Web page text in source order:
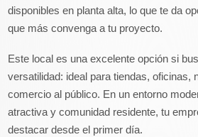
disponibles en planta alta, lo que te da
que más convenga a tu proyecto.
Este local es una excelente opción si
versatilidad: ideal para tiendas, oficinas,
comercio al público. En un entorno
atractiva y comunidad residente, tu
destacar desde el primer día.